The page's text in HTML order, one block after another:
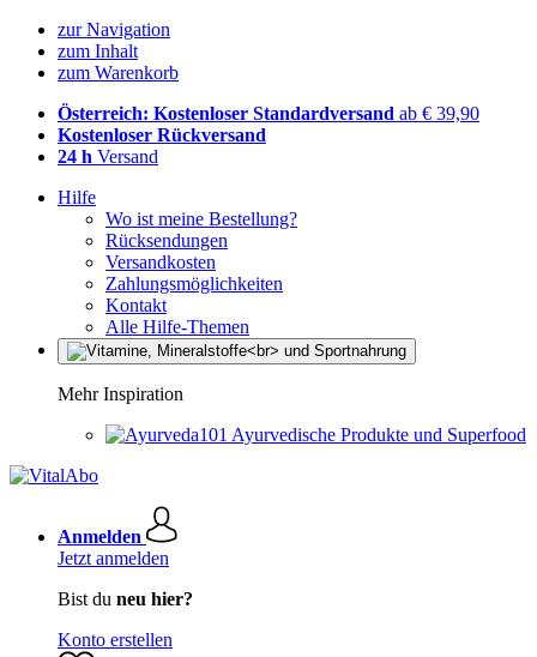
zur Navigation
zum Inhalt
zum Warenkorb
Österreich: Kostenloser Standardversand ab € 39,90
Kostenloser Rückversand
24 h Versand
Hilfe
Wo ist meine Bestellung?
Rücksendungen
Versandkosten
Zahlungsmöglichkeiten
Kontakt
Alle Hilfe-Themen
Mehr Inspiration
Ayurvedische Produkte und Superfood
Anmelden
Jetzt anmelden
Bist du neu hier?
Konto erstellen